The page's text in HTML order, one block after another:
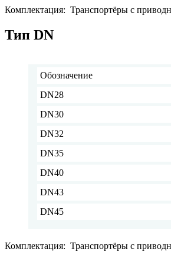
Комплектация: Транспортёры с
Тип DN
Обозначение
DN28
DN30
DN32
DN35
DN40
DN43
DN45
Комплектация: Транспортёры с